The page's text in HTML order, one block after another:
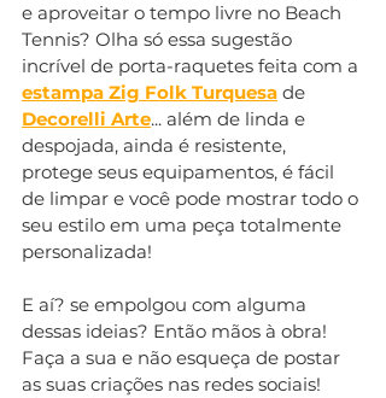
e aproveitar o tempo livre no Beach
Tennis? Olha só essa sugestão
incrível de porta-raquetes feita com a
estampa Zig Folk Turquesa de
Decorelli Arte... além de linda e
despojada, ainda é resistente,
protege seus equipamentos, é fácil
de limpar e você pode mostrar todo o
seu estilo em uma peça totalmente
personalizada!
E aí? se empolgou com alguma
dessas ideias? Então mãos à obra!
Faça a sua e não esqueça de postar
as suas criações nas redes sociais!